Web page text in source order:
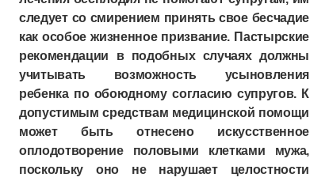
следует со смирением принять свое бесчадие
как особое жизненное призвание. Пастырские
рекомендации в подобных случаях должны
учитывать возможность усыновления
ребенка по обоюдному согласию супругов. К
допустимым средствам медицинской помощи
может быть отнесено искусственное
оплодотворение половыми клетками мужа,
поскольку оно не нарушает целостности